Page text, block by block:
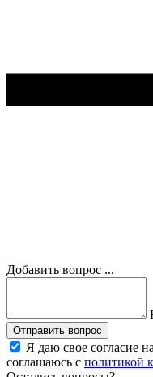
Добавить вопрос ...
Отправить вопрос
Я даю свое согласие
соглашаюсь с политикой